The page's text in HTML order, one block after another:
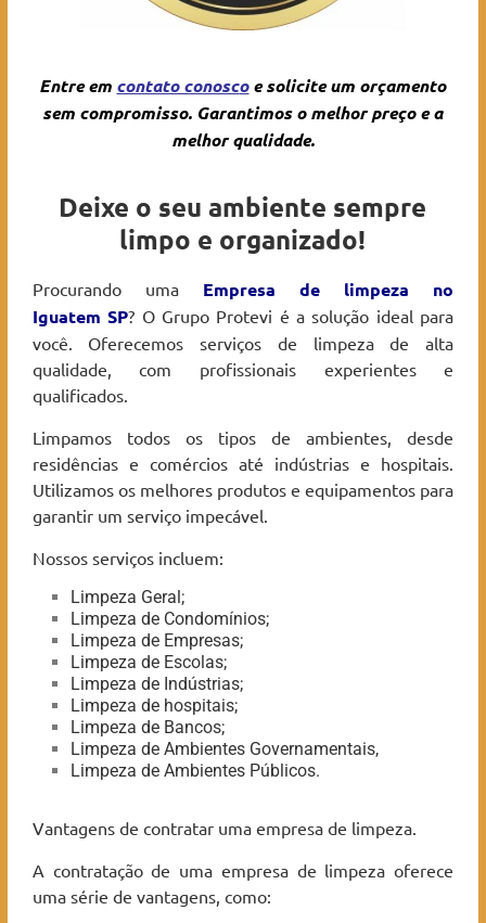
Entre em contato conoscoe solicite um orçamento
sem compromisso. Garantimos o melhor preço e a
melhor qualidade.
Deixe o seu ambiente sempre
limpo e organizado!
Procurando uma
Empresa de limpeza no
Iguatem SP? O Grupo Protevi é a solução ideal para
você. Oferecemos serviços de limpeza de alta
qualidade, com profissionais experientes e
qualificados.
Limpamos todos os tipos de ambientes, desde
residências e comércios até indústrias e hospitais.
Utilizamos os melhores produtos e equipamentos para
garantir um serviço impecável.
Nossos serviços incluem:
Limpeza Geral;
Limpeza de Condomínios;
Limpeza de Empresas;
Limpeza de Escolas;
Limpeza de Indústrias;
Limpeza de hospitais;
Limpeza de Bancos;
Limpeza de Ambientes Governamentais,
Limpeza de Ambientes Públicos.
Vantagens de contratar uma empresa de limpeza.
A contratação de uma empresa de limpeza oferece
uma série de vantagens, como: